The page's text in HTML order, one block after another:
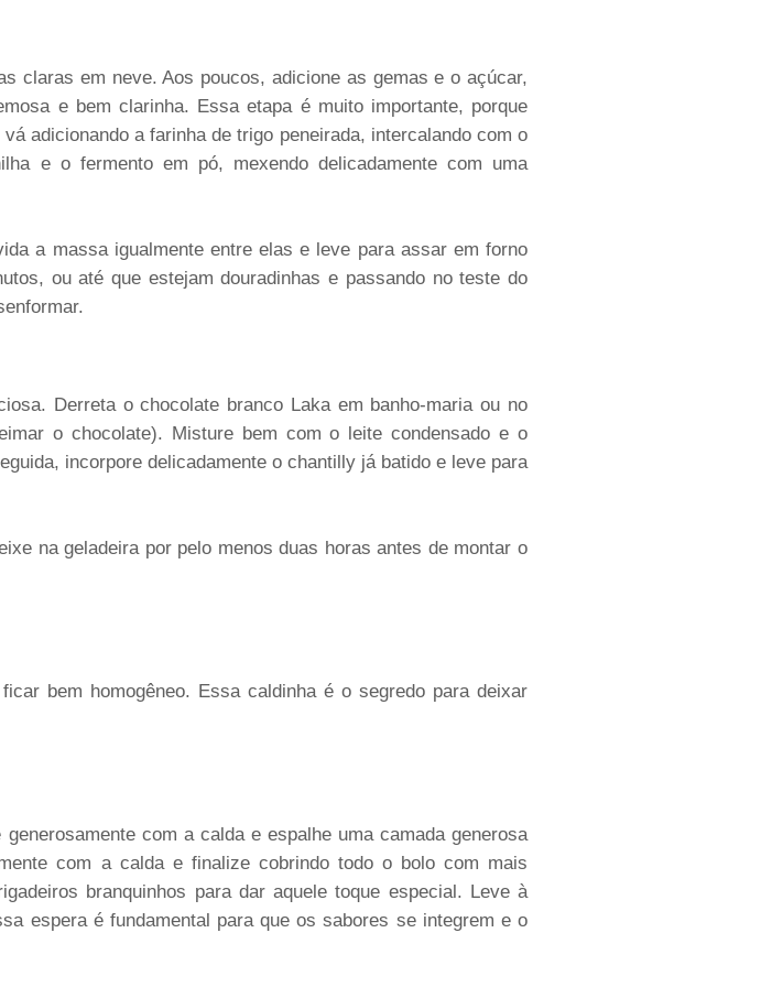
claras em neve. Aos poucos, adicione as gemas e o açúcar,
e bem clarinha. Essa etapa é muito importante, porque
adicionando a farinha de trigo peneirada, intercalando com o
e o fermento em pó, mexendo delicadamente com uma
a massa igualmente entre elas e leve para assar em forno
ou até que estejam douradinhas e passando no teste do
Derreta o chocolate branco Laka em banho-maria ou no
o chocolate). Misture bem com o leite condensado e o
incorpore delicadamente o chantilly já batido e leve para
na geladeira por pelo menos duas horas antes de montar o
bem homogêneo. Essa caldinha é o segredo para deixar
com a calda e espalhe uma camada generosa
com a calda e finalize cobrindo todo o bolo com mais
branquinhos para dar aquele toque especial. Leve à
espera é fundamental para que os sabores se integrem e o